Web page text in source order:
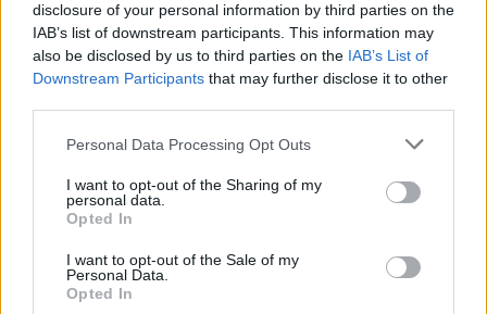
disclosure of your personal information by third parties on the
IAB’s list of downstream participants. This information may
also be disclosed by us to third parties on the IAB’s List of
Downstream Participants that may further disclose it to other
Please note that this website/app uses one or more Google
not limited to your visit or usage behaviour. You may click to
grant or deny consent to Google and its third-party tags to
use your data for below specified purposes in below Google
consent section.
Personal Data Processing Opt Outs
I want to opt-out of the Sharing of my
personal data.
Opted In
I want to opt-out of the Sale of my
Personal Data.
Opted In
Το δικαστήριο υιοθέτησε την πρόταση της
εισαγγελέως της Έδρας ως προς την ενοχή των